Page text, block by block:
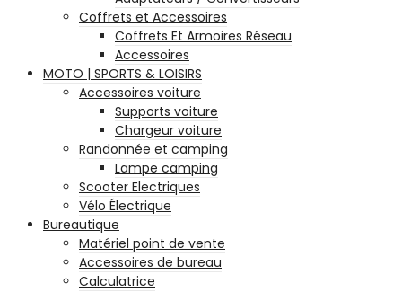
Coffrets et Accessoires
Coffrets Et Armoires Réseau
Accessoires
MOTO | SPORTS & LOISIRS
Accessoires voiture
Supports voiture
Chargeur voiture
Randonnée et camping
Lampe camping
Scooter Electriques
Vélo Électrique
Bureautique
Matériel point de vente
Accessoires de bureau
Calculatrice